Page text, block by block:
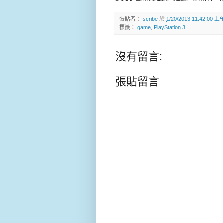
張貼者： scribe 於 1/20/2013 11:42:00 上
標籤： game, PlayStation 3
沒有留言:
張貼留言